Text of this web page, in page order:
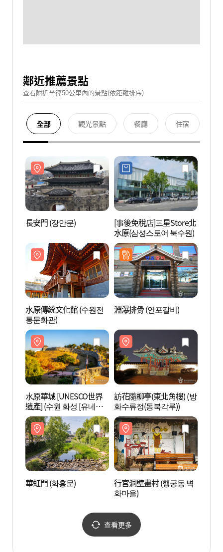
鄰近推薦景點
查看附近半徑50公里內的景點(依距離排序)
全部 觀光景點 餐廳 住宿
長安門 (장안문)
[事後免稅店]三星Store北
水原(삼성스토어 북수원)
水原傳統文化館 (수원전
통문화관)
淵瀑排骨 (연포갈비)
水原華城 [UNESCO世界
遺產] (수원 화성 [유네스
코 세계유산])
訪花隨柳亭(東北角樓) (방
화수류정(동북각루))
華虹門 (화홍문)
行宮洞壁畫村 (행궁동 벽
화마을)
查看更多